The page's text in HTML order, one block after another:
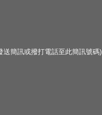
簡訊或撥打電話至此簡訊號碼)